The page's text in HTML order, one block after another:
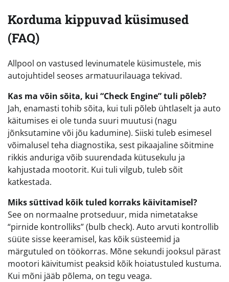
Korduma kippuvad küsimused
(FAQ)
Allpool on vastused levinumatele küsimustele, mis
autojuhtidel seoses armatuurilauaga tekivad.
Kas ma võin sõita, kui “Check Engine” tuli põleb?
Jah, enamasti tohib sõita, kui tuli põleb ühtlaselt ja auto
käitumises ei ole tunda suuri muutusi (nagu
jõnksutamine või jõu kadumine). Siiski tuleb esimesel
võimalusel teha diagnostika, sest pikaajaline sõitmine
rikkis anduriga võib suurendada kütusekulu ja
kahjustada mootorit. Kui tuli vilgub, tuleb sõit
katkestada.
Miks süttivad kõik tuled korraks käivitamisel?
See on normaalne protseduur, mida nimetatakse
“pirnide kontrolliks” (bulb check). Auto arvuti kontrollib
süüte sisse keeramisel, kas kõik süsteemid ja
märgutuled on töökorras. Mõne sekundi jooksul pärast
mootori käivitumist peaksid kõik hoiatustuled kustuma.
Kui mõni jääb põlema, on tegu veaga.